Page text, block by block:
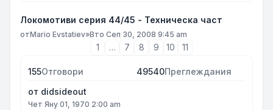
Локомотиви серия 44/45 - Техническа част
отMario Evstatiev»Вто Сеп 30, 2008 9:45 am
1 … 7 8 9 10 11
155Отговори 49540Преглеждания
от didsideout
Чет Яну 01, 1970 2:00 am